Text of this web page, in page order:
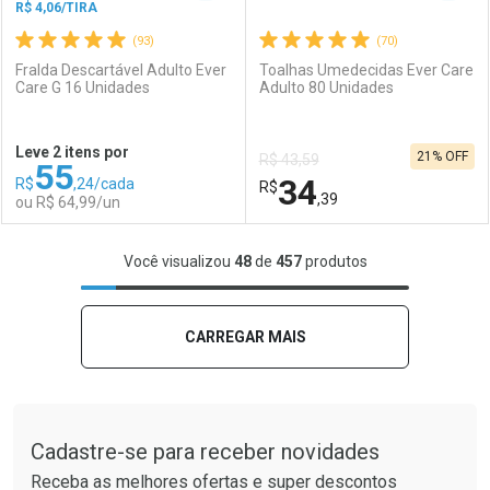
Comprar sem Desconto
Por R$ 23,99/cada
Comprar sem Desconto
Por R$ 23,99/cada
Comprar sem Desconto
Por R$ 18,39/cada
Comprar sem Desconto
Por R$ 18,39/cada
(93)
R$ 4,06/TIRA
Fralda Descartável Adulto Ever
Care G 16 Unidades
Leve 2 itens por
R$55,24/cada
ou R$ 64,99/un
FECHAR
Laboratório
FECHAR
Por Menos
(70)
Toalhas Umedecidas Ever Care
Adulto 80 Unidades
R$ 43,59
R$34,39
21% OFF
Laboratório
Por Menos
Você visualizou 48de 457produtos
CARREGAR MAIS
Cadastre-se para receber novidades
Receba as melhores ofertas e super descontos